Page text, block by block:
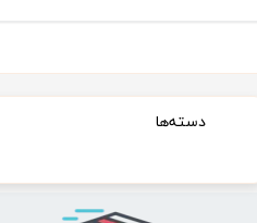
دسته‌ها